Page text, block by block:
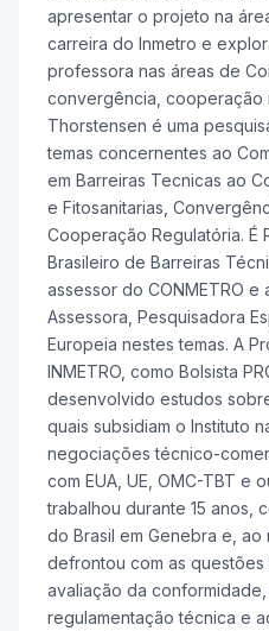
apresentar o projeto na
carreira do Inmetro e
professora nas áreas de
convergência, cooperação
Thorstensen é uma
temas concernentes ao
em Barreiras Tecnicas ao
e Fitosanitarias,
Cooperação Regulatória. É
Brasileiro de Barreiras
assessor do CONMETRO e
Assessora, Pesquisadora
Europeia nestes temas. A
INMETRO, como Bolsista
desenvolvido estudos
quais subsidiam o Instituto
negociações técnico-
com EUA, UE, OMC-TBT e
trabalhou durante 15 anos,
do Brasil em Genebra e, ao
defrontou com as questões
avaliação da
regulamentação técnica e